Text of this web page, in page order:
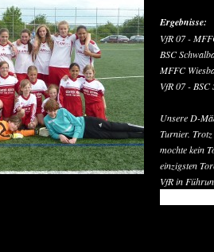
Ergebnisse:
VfR 07 -
BSC
MFFC
VfR 07 -
Unsere D-
Turnier. Trotz
mochte kein
einzigsten
VfR in